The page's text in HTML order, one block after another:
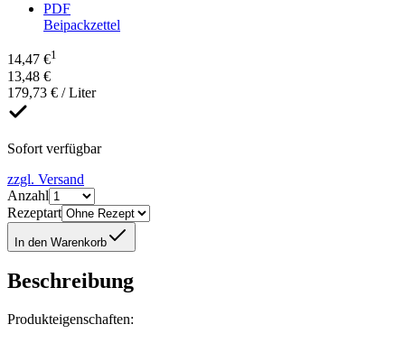
PDF
Beipackzettel
14,47 €1
13,48 €
179,73 € / Liter
Sofort verfügbar
zzgl. Versand
Anzahl
Rezeptart
In den Warenkorb
Beschreibung
Produkteigenschaften: